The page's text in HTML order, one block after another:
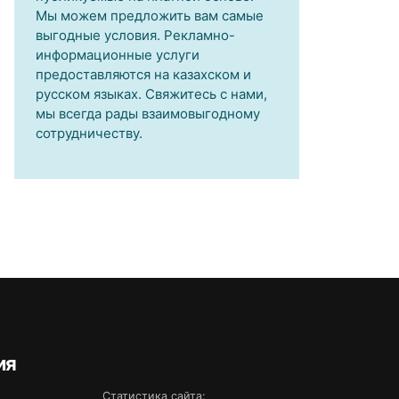
Мы можем предложить вам самые
выгодные условия. Рекламно-
информационные услуги
предоставляются на казахском и
русском языках. Свяжитесь с нами,
мы всегда рады взаимовыгодному
сотрудничеству.
Статистика сайта: